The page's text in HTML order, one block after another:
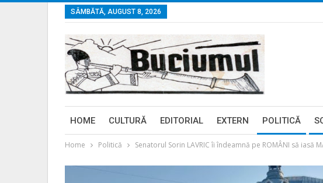
SÂMBĂTĂ, AUGUST 8, 2026
HOME CULTURĂ EDITORIAL EXTERN POLITICĂ
Home Politică Senatorul Sorin LAVRIC îi îndeamnă pe ROMÂNI să iasă